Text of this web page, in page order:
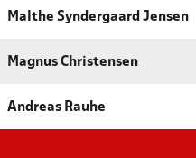
Malthe Syndergaard Jensen
Magnus Christensen
Andreas Rauhe